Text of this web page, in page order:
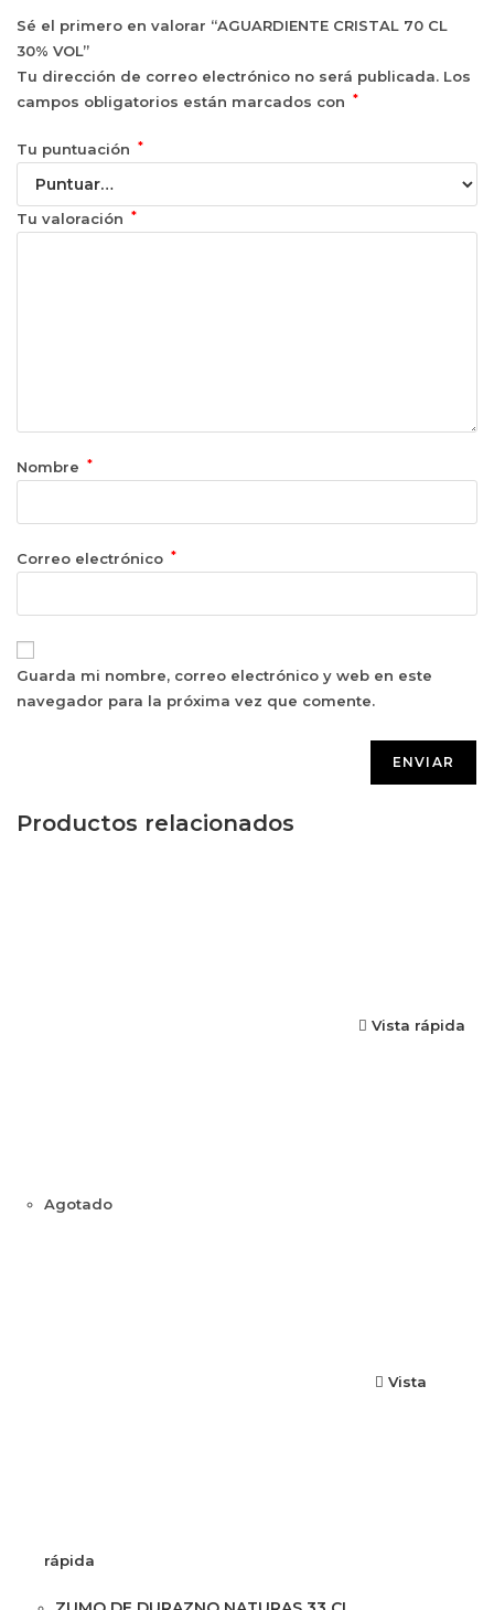
Sé el primero en valorar “AGUARDIENTE CRISTAL 70 CL
30% VOL”
Tu dirección de correo electrónico no será publicada. Los
campos obligatorios están marcados con
*
Tu puntuación *
Tu valoración *
Nombre *
Correo electrónico *
Guarda mi nombre, correo electrónico y web en este
navegador para la próxima vez que comente.
Productos relacionados
Vista rápida
Agotado
Vista
rápida